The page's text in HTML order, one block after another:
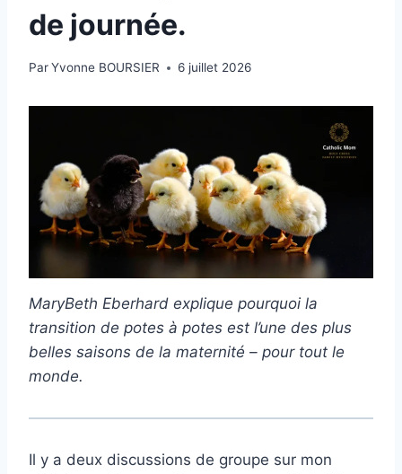
de journée.
ParYvonne BOURSIER 6 juillet 2026
MaryBeth Eberhard explique pourquoi la
transition de potes à potes est l’une des plus
belles saisons de la maternité – pour tout le
monde.
Il y a deux discussions de groupe sur mon